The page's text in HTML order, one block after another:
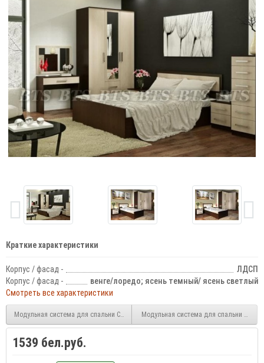
Краткие характеристики
Корпус / фасад -
ЛДСП
Корпус / фасад -
венге/лоредо; ясень темный/ ясень светлый
Смотреть все характеристики
Модульная система для спальни СаломеяМодульная система для спальни Лагуна
1539 бел.руб.